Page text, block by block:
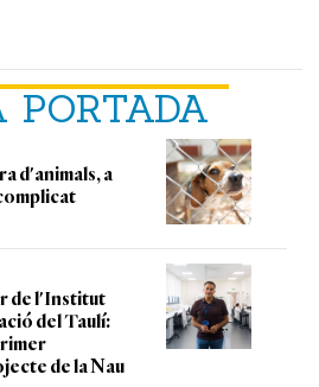
d'animals, a
de l'Institut
del Taulí:
de la Nau